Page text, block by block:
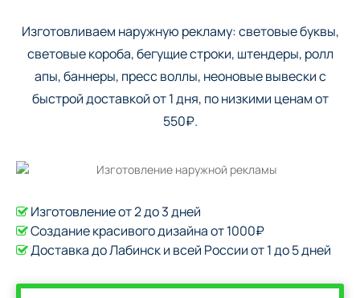
Изготовливаем наружную рекламу: cветовые буквы,
cветовые короба, бегущие строки, штендеры, ролл
апы, баннеры, пресс воллы, неоновые вывески с
быстрой доставкой от 1 дня, по низкими ценам от
550₽.
Изготовление от 2 до 3 дней
Создание красивого дизайна от 1000₽
Доставка до Лабинск и всей России от 1 до 5 дней